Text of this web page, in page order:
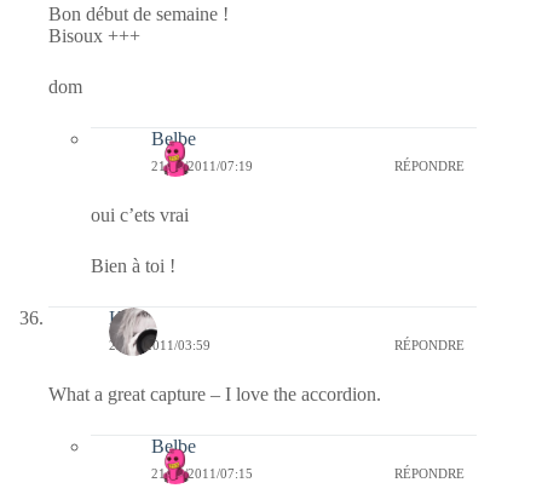
Bon début de semaine !
Bisoux +++
dom
Belbe
21/02/2011/07:19 RÉPONDRE
oui c’ets vrai
Bien à toi !
Kala
21/02/2011/03:59 RÉPONDRE
What a great capture – I love the accordion.
Belbe
21/02/2011/07:15 RÉPONDRE